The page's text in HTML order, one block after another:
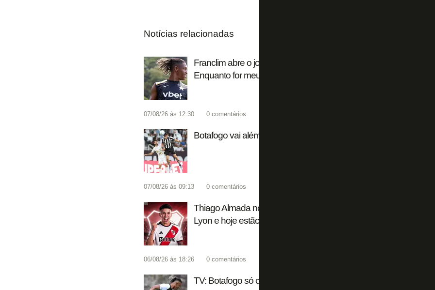
Notícias relacionadas
Franclim abre o jogo sobre Danilo no Botafogo: 'É um bebê
Enquanto for meu atleta, será importante. Muito acima da média'
07/08/26 às 12:30 0 comentários
Botafogo vai além da busca por reforços para garantir time forte
07/08/26 às 09:13 0 comentários
Thiago Almada no River Plate: 50% dos direitos que eram do
Lyon e hoje estão sob posse de dois fundos
06/08/26 às 18:26 0 comentários
TV: Botafogo só cogita negociar Danilo com Atalanta a partir de